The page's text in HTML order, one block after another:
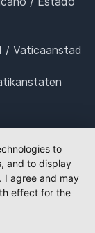
/ Vaticaanstad
to
and to display
I agree and may
effect for the